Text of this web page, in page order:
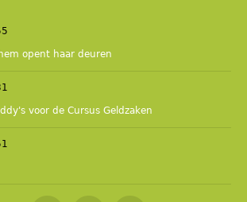
opent haar deuren
voor de Cursus Geldzaken